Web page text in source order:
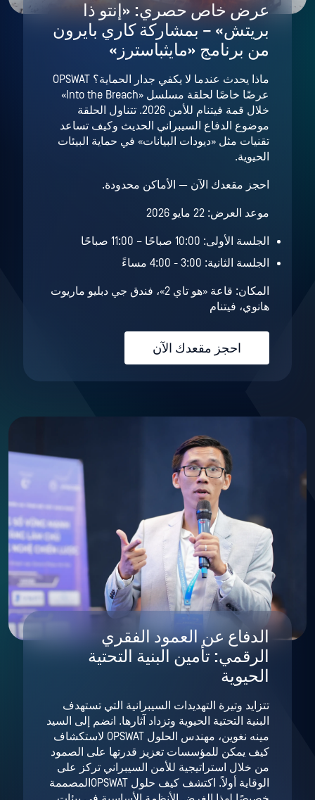
عرض خاص حصري: «إنتو ذا
بريتش» – بمشاركة كاري بايرون
من برنامج «مايثباسترز»
ماذا يحدث عندما لا يكفي جدار الحماية؟ OPSWAT
عرضًا خاصًا لحلقة مسلسل «Into the Breach»
خلال قمة فيتنام للأمن 2026. تتناول الحلقة
موضوع الدفاع السيبراني الحديث وكيف تساعد
تقنيات مثل «ديودات البيانات» في حماية البيئات
الحيوية.
احجز مقعدك الآن — الأماكن محدودة.
موعد العرض: 22 مايو 2026
الجلسة الأولى: 10:00 صباحًا – 11:00 صباحًا
الجلسة الثانية: 3:00 - 4:00 مساءً
المكان: قاعة «هو تاي 2»، فندق جي دبليو ماريوت
هانوي، فيتنام
احجز مقعدك الآن
الدفاع عن العمود الفقري
الرقمي: تأمين البنية التحتية
الحيوية
تتزايد وتيرة التهديدات السيبرانية التي تستهدف
البنية التحتية الحيوية وتزداد آثارها. انضم إلى السيد
مينه نغوين، مهندس الحلول OPSWAT لاستكشاف
كيف يمكن للمؤسسات تعزيز قدرتها على الصمود
من خلال استراتيجية للأمن السيبراني تركز على
الوقاية أولاً. اكتشف كيف حلول OPSWATالمصممة